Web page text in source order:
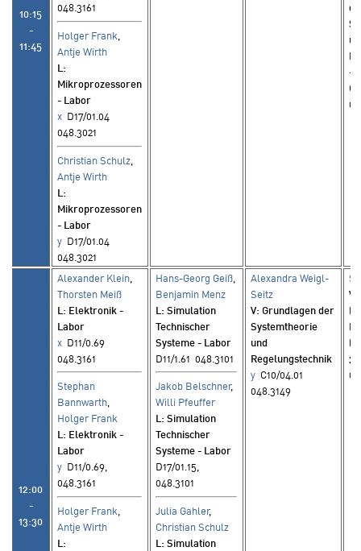
10:15
-
11:45
048.3161
Holger Frank
Antje Wirth
L :
Mikroprozessoren
- Labor
x D17/01.04
048.3021
Christian Schulz
Antje Wirth
L :
Mikroprozessoren
- Labor
y D17/01.04
048.3021
-
12:00
-
13:30
Alexander Klein
Thorsten Meiß
L : Elektronik -
Labor
x D11/0.69
048.3161
Stephan
Bannwarth,
Holger Frank
L: Elektronik -
Labor
y D11/0.69,
048.3161
Holger Frank
Antje Wirth
L :
Hans-Georg Geiß
Benjamin Menz
L : Simulation
Technischer
Systeme - Labor
D11/1.61 048.3101
Jakob Belschner,
Willi Pfeuffer
L: Simulation
Technischer
Systeme - Labor
D17/01.15,
048.3101
Julia Gahler,
Christian Schulz
L : Simulation
Alexandra Weigl-
Seitz
V: Grundlagen der
Systemtheorie
und
Regelungstechnik
y C10/04.01
048.3149
V
3.